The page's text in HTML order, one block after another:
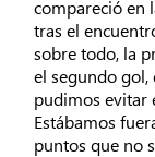
compareció en
tras el
sobre todo, la
el segundo gol,
pudimos evitar
Estábamos
puntos que no